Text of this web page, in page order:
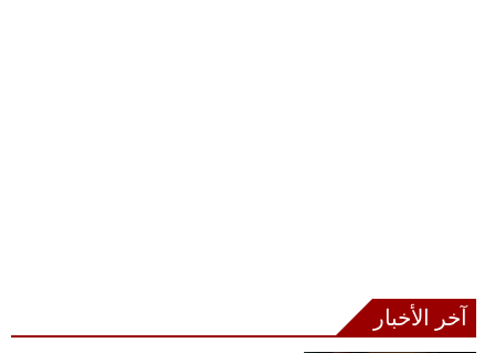
آخر الأخبار